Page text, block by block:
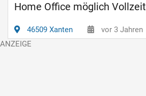
Home Office möglich Vollzeit
46509 Xanten vor 3 Jahren